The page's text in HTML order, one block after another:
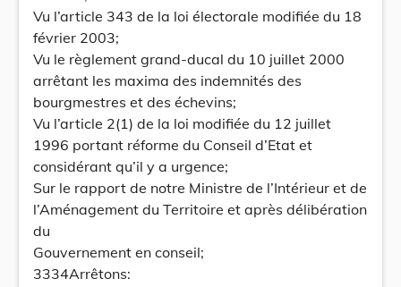
Vu l’article 343 de la loi électorale modifiée du 18
février 2003;
Vu le règlement grand-ducal du 10 juillet 2000
arrêtant les maxima des indemnités des
bourgmestres et des échevins;
Vu l’article 2(1) de la loi modifiée du 12 juillet
1996 portant réforme du Conseil d’Etat et
considérant qu’il y a urgence;
Sur le rapport de notre Ministre de l’Intérieur et de
l’Aménagement du Territoire et après délibération
du
Gouvernement en conseil;
3334Arrêtons: